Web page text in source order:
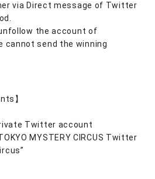
via Direct message of Twitter
the account of
cannot send the winning
】
Twitter account
MYSTERY CIRCUS Twitter